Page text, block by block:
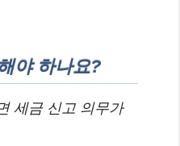
야 하나요?
세금 신고 의무가